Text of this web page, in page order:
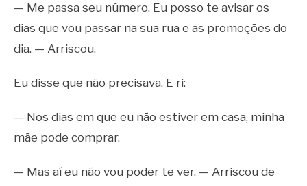
— Me passa seu número. Eu posso te avisar os
dias que vou passar na sua rua e as promoções do
dia. — Arriscou.
Eu disse que não precisava. E ri:
— Nos dias em que eu não estiver em casa, minha
mãe pode comprar.
— Mas aí eu não vou poder te ver. — Arriscou de